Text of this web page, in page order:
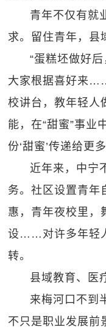
青年不仅有就
求。留住青年，县
“蛋糕坯做好
大家根据喜好来
校讲台，教年轻人
能，在“甜蜜”事业
份‘甜蜜’传递给更多
近年来，中宁
务。社区设置青年
惠，青年夜校里，
设……对许多年轻
转。
县域教育、医
来梅河口不到
不只是职业发展前